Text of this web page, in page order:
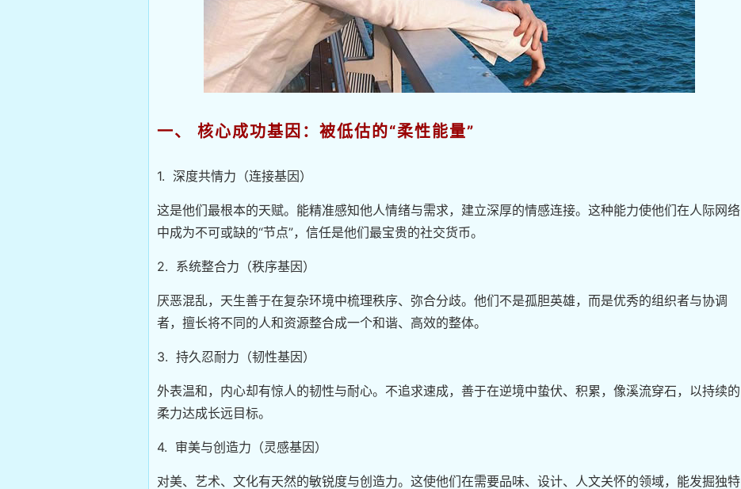
一、 核心成功基因：被低估的“柔性能量”
1. 深度共情力（连接基因）
这是他们最根本的天赋。能精准感知他人情绪与需求，建立深厚的情感连接。这种能力使他们在人际网络
中成为不可或缺的“节点”，信任是他们最宝贵的社交货币。
2. 系统整合力（秩序基因）
厌恶混乱，天生善于在复杂环境中梳理秩序、弥合分歧。他们不是孤胆英雄，而是优秀的组织者与协调
者，擅长将不同的人和资源整合成一个和谐、高效的整体。
3. 持久忍耐力（韧性基因）
外表温和，内心却有惊人的韧性与耐心。不追求速成，善于在逆境中蛰伏、积累，像溪流穿石，以持续的
柔力达成长远目标。
4. 审美与创造力（灵感基因）
对美、艺术、文化有天然的敏锐度与创造力。这使他们在需要品味、设计、人文关怀的领域，能发掘独特